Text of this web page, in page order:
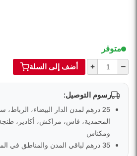
متوفر
–
+ أضف إلى السلة
رسوم التوصيل:
25 درهم لمدن الدار البيضاء، الرباط،
المحمدية، فاس، مراكش، أكادير،
ومكناس
35 درهم لباقي المدن والمناطق في المغرب